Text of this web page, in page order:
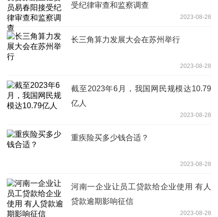
受纪律审查和监察调查
2023-08-28
长三角算力发展大会在苏州举行
2023-08-28
截至2023年6月，我国网民规模达10.79
亿人
2023-08-28
重疾险买多少钱合适？
2023-08-28
河南一企业让员工贷款给企业使用 有人
贷款逾期影响征信
2023-08-28